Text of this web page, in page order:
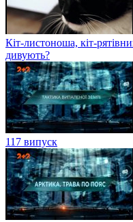
Кіт-листоноша, кіт-
дивують?
117 випуск